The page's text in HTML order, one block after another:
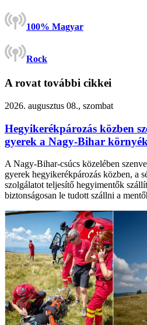
100% Magyar
Rock
A rovat további cikkei
2026. augusztus 08., szombat
Hegyikerékpározás közben
gyerek a Nagy-Bihar
A Nagy-Bihar-csúcs közelében
gyerek hegyikerékpározás közben, a
szolgálatot teljesítő hegyimentők
biztonságosan le tudott szállni a